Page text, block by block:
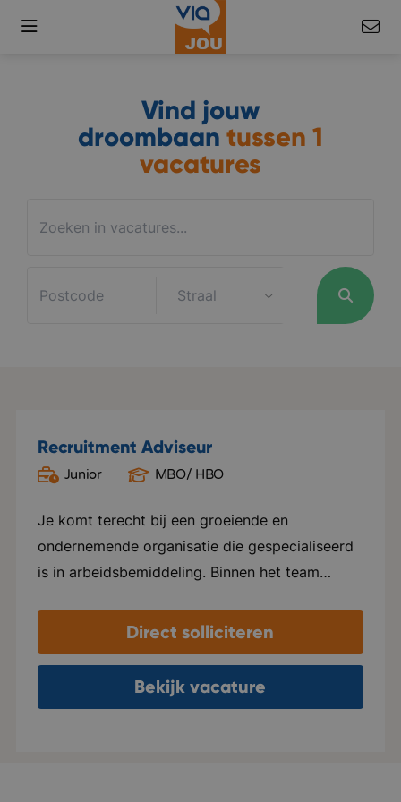
Vind jouw
droombaan tussen 1
vacatures
Recruitment Adviseur
Junior
MBO/ HBO
Je komt terecht bij een groeiende en
ondernemende organisatie die gespecialiseerd
is in arbeidsbemiddeling. Binnen het team
collega's nauw samenwerken, elkaar helpen en
successen samen vieren. Er is veel ruimte voor
eigen initiatief en persoonlijke groei. Je krijgt
de vrijheid om je eigen manier van werken te
Direct solliciteren
Bekijk vacature